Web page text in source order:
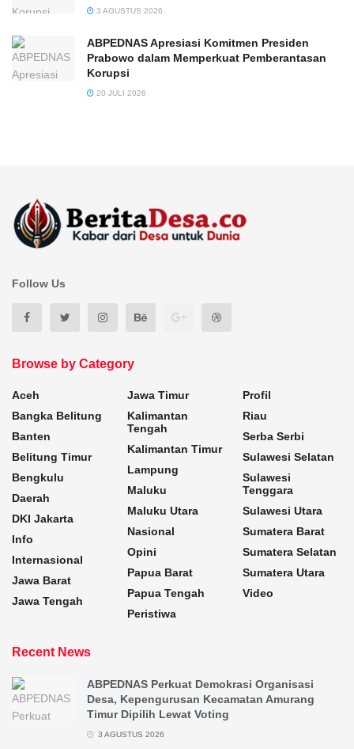
3 AGUSTUS 2026
ABPEDNAS Apresiasi Komitmen Presiden
Prabowo dalam Memperkuat Pemberantasan
Korupsi
20 JULI 2026
Follow Us
Browse by Category
Aceh
Bangka Belitung
Banten
Belitung Timur
Bengkulu
Daerah
DKI Jakarta
Info
Internasional
Jawa Barat
Jawa Tengah
Jawa Timur
Kalimantan
Tengah
Kalimantan Timur
Lampung
Maluku
Maluku Utara
Nasional
Opini
Papua Barat
Papua Tengah
Peristiwa
Profil
Riau
Serba Serbi
Sulawesi Selatan
Sulawesi
Tenggara
Sulawesi Utara
Sumatera Barat
Sumatera Selatan
Sumatera Utara
Video
Recent News
ABPEDNAS Perkuat Demokrasi Organisasi
Desa, Kepengurusan Kecamatan Amurang
Timur Dipilih Lewat Voting
3 AGUSTUS 2026